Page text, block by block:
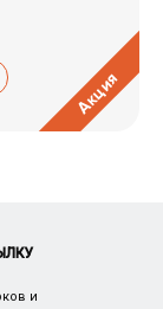
Акция
и